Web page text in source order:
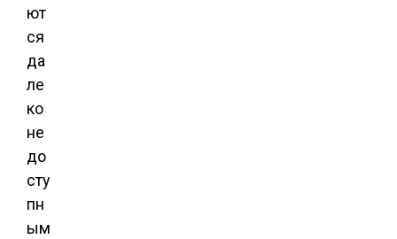
ют
ся
да
ле
ко
не
до
сту
пн
ым